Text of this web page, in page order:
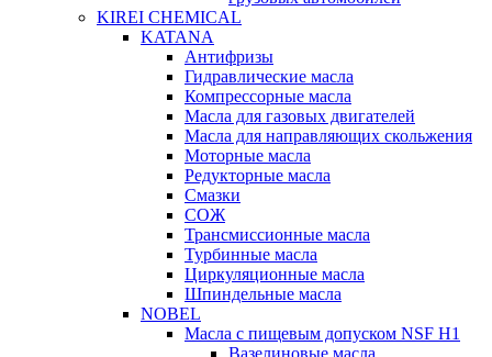
KIREI CHEMICAL
KATANA
Антифризы
Гидравлические масла
Компрессорные масла
Масла для газовых двигателей
Масла для направляющих скольжения
Моторные масла
Редукторные масла
Смазки
СОЖ
Трансмиссионные масла
Турбинные масла
Циркуляционные масла
Шпиндельные масла
NOBEL
Масла с пищевым допуском NSF H1
Вазелиновые масла